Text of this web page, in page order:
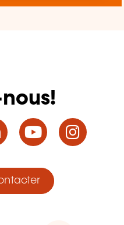
LinkedInYouTube